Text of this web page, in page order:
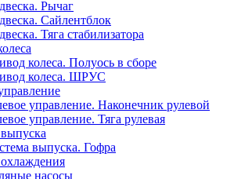
Рычаг
Сайлентблок
Тяга стабилизатора
колеса. Полуось в сборе
колеса. ШРУС
управление. Наконечник рулевой
управление. Тяга рулевая
выпуска. Гофра
насосы